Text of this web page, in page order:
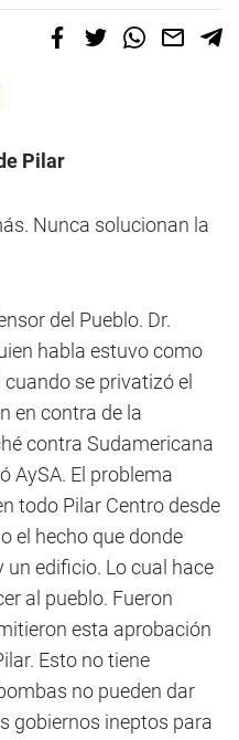
Pilar
Nunca solucionan la
del Pueblo. Dr.
habla estuvo como
se privatizó el
en contra de la
contra Sudamericana
AySA. El problema
todo Pilar Centro desde
el hecho que donde
edificio. Lo cual hace
al pueblo. Fueron
esta aprobación
Esto no tiene
no pueden dar
gobiernos ineptos para